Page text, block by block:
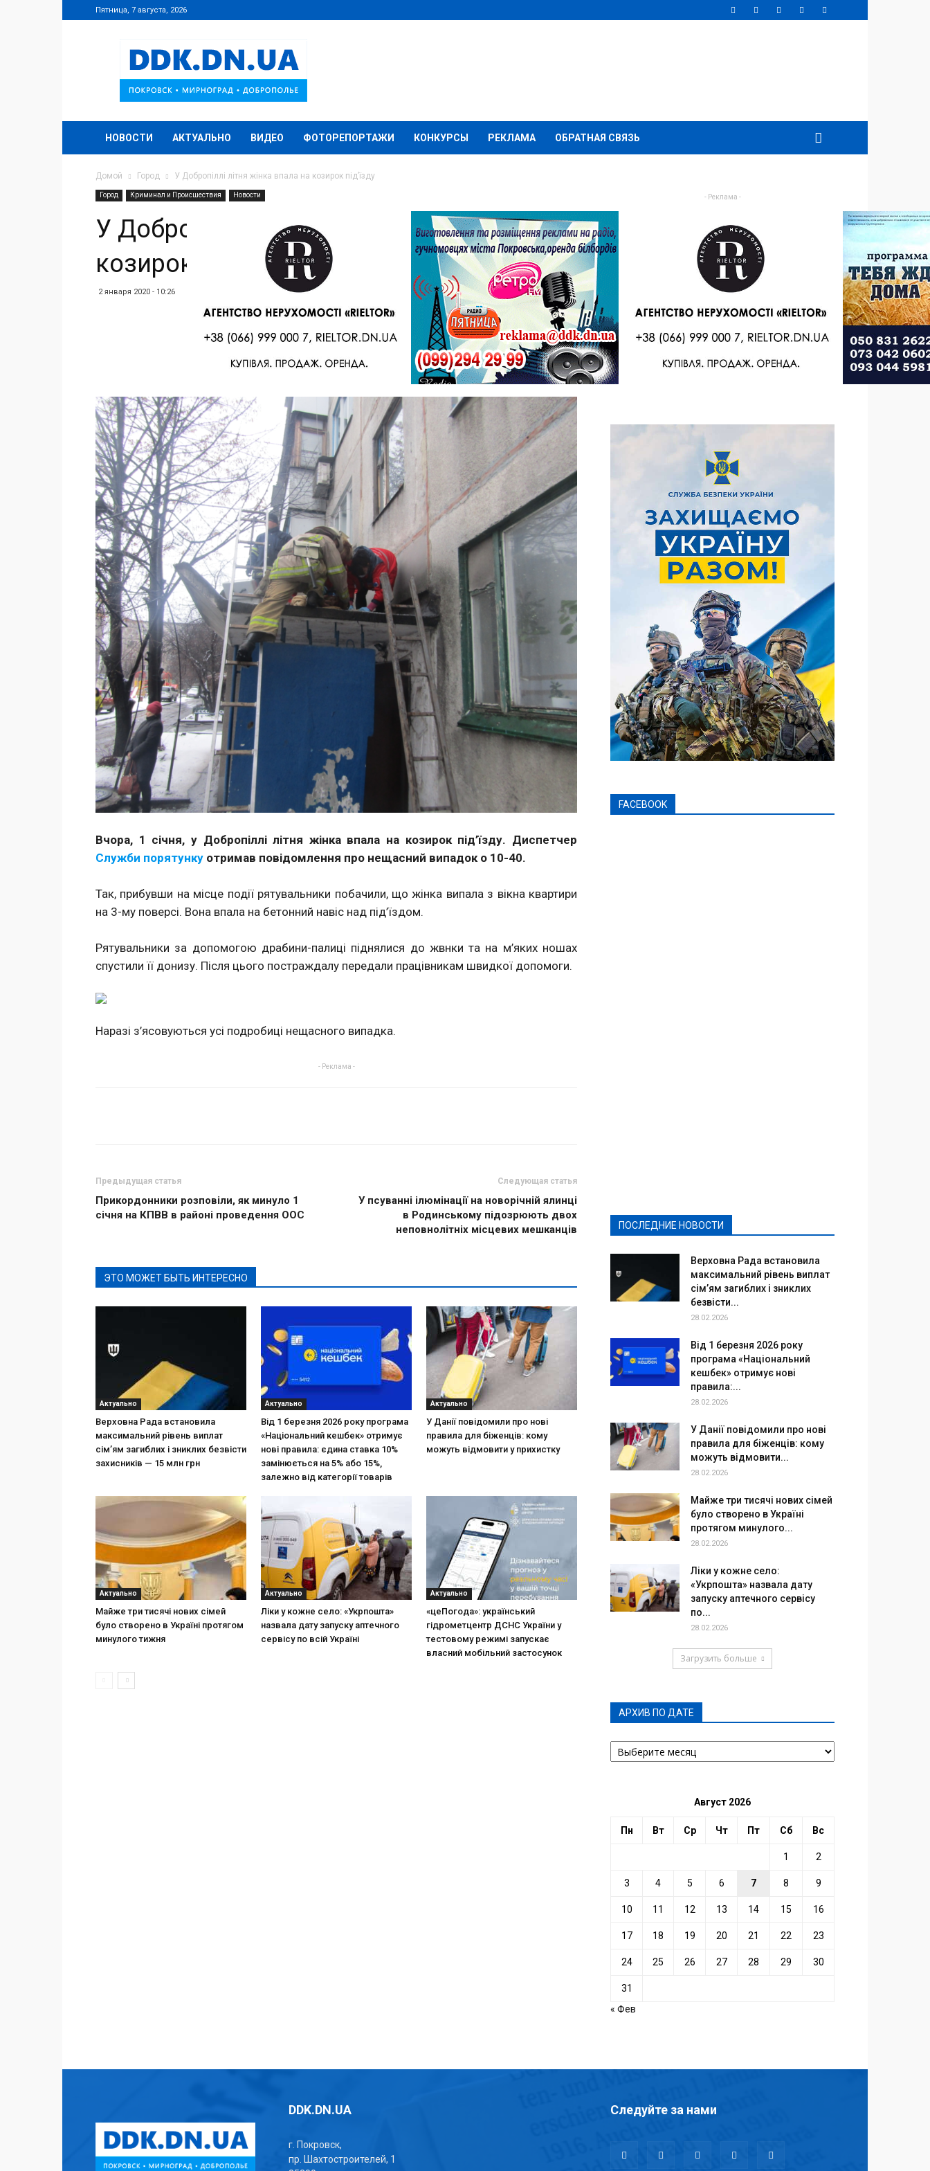
Пятница, 7 августа, 2026
DDK.DN.UA
НОВОСТИ АКТУАЛЬНО ВИДЕО ФОТОРЕПОРТАЖИ КОНКУРСЫ РЕКЛАМА ОБРАТНАЯ СВЯЗЬ
Домой Город У Добропіллі літня жінка впала на козирок під’їзду
Город Криминал и Происшествия Новости
У Добропіллі літня жінка впала на
козирок під’їзду
2 января 2020 - 10:26
Вчора, 1 січня, у Добропіллі літня жінка впала на козирок під’їзду. Диспетчер
Служби порятунку отримав повідомлення про нещасний випадок о 10-40.
Так, прибувши на місце події рятувальники побачили, що жінка випала з вікна квартири
на 3-му поверсі. Вона впала на бетонний навіс над під’їздом.
Рятувальники за допомогою драбини-палиці піднялися до жвнки та на м’яких ношах
спустили її донизу. Після цього постраждалу передали працівникам швидкої допомоги.
Наразі з’ясовуються усі подробиці нещасного випадка.
- Реклама -
Предыдущая статья
Прикордонники розповіли, як минуло 1
січня на КПВВ в районі проведення ООС
Следующая статья
У псуванні ілюмінації на новорічній ялинці
в Родинському підозрюють двох
неповнолітніх місцевих мешканців
ЭТО МОЖЕТ БЫТЬ ИНТЕРЕСНО
Актуально
Верховна Рада встановила
максимальний рівень виплат
сім’ям загиблих і зниклих безвісти
захисників — 15 млн грн
Актуально
Від 1 березня 2026 року програма
«Національний кешбек» отримує
нові правила: єдина ставка 10%
замінюється на 5% або 15%,
залежно від категорії товарів
Актуально
У Данії повідомили про нові
правила для біженців: кому
можуть відмовити у прихистку
Актуально
Майже три тисячі нових сімей
було створено в Україні протягом
минулого тижня
Актуально
Ліки у кожне село: «Укрпошта»
назвала дату запуску аптечного
сервісу по всій Україні
Актуально
«цеПогода»: український
гідрометцентр ДСНС України у
тестовому режимі запускає
власний мобільний застосунок
- Реклама -
FACEBOOK
ПОСЛЕДНИЕ НОВОСТИ
Верховна Рада встановила
максимальний рівень виплат
сім’ям загиблих і зниклих
безвісти...
28.02.2026
Від 1 березня 2026 року
програма «Національний
кешбек» отримує нові
правила:...
28.02.2026
У Данії повідомили про нові
правила для біженців: кому
можуть відмовити...
28.02.2026
Майже три тисячі нових сімей
було створено в Україні
протягом минулого...
28.02.2026
Ліки у кожне село:
«Укрпошта» назвала дату
запуску аптечного сервісу
по...
28.02.2026
Загрузить больше
АРХИВ ПО ДАТЕ
АРХИВ
ПО
Август 2026
Пн Вт Ср Чт Пт Сб Вс
1 2
3 4 5 6 7 8 9
10 11 12 13 14 15 16
17 18 19 20 21 22 23
24 25 26 27 28 29 30
31
« Фев
DDK.DN.UA
г. Покровск,
пр. Шахтостроителей, 1
Следуйте за нами